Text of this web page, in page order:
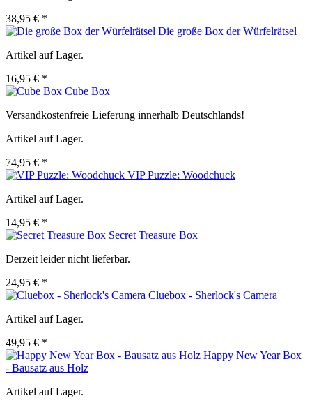
38,95 € *
Die große Box der Würfelrätsel
Artikel auf Lager.
16,95 € *
Cube Box
Versandkostenfreie Lieferung innerhalb Deutschlands!
Artikel auf Lager.
74,95 € *
VIP Puzzle: Woodchuck
Artikel auf Lager.
14,95 € *
Secret Treasure Box
Derzeit leider nicht lieferbar.
24,95 € *
Cluebox - Sherlock's Camera
Artikel auf Lager.
49,95 € *
Happy New Year Box
- Bausatz aus Holz
Artikel auf Lager.